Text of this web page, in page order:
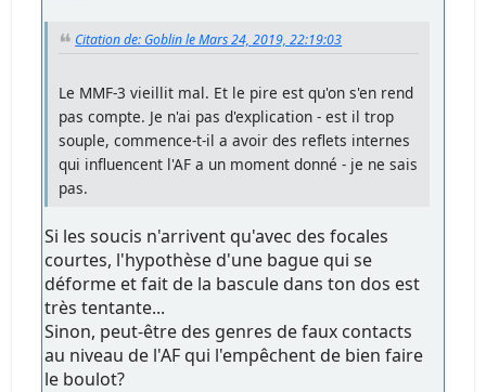
Citation de: Goblin le Mars 24, 2019, 22:19:03
Le MMF-3 vieillit mal. Et le pire est qu'on s'en rend
pas compte. Je n'ai pas d'explication - est il trop
souple, commence-t-il a avoir des reflets internes
qui influencent l'AF a un moment donné - je ne sais
pas.
Si les soucis n'arrivent qu'avec des focales
courtes, l'hypothèse d'une bague qui se
déforme et fait de la bascule dans ton dos est
très tentante...
Sinon, peut-être des genres de faux contacts
au niveau de l'AF qui l'empêchent de bien faire
le boulot?